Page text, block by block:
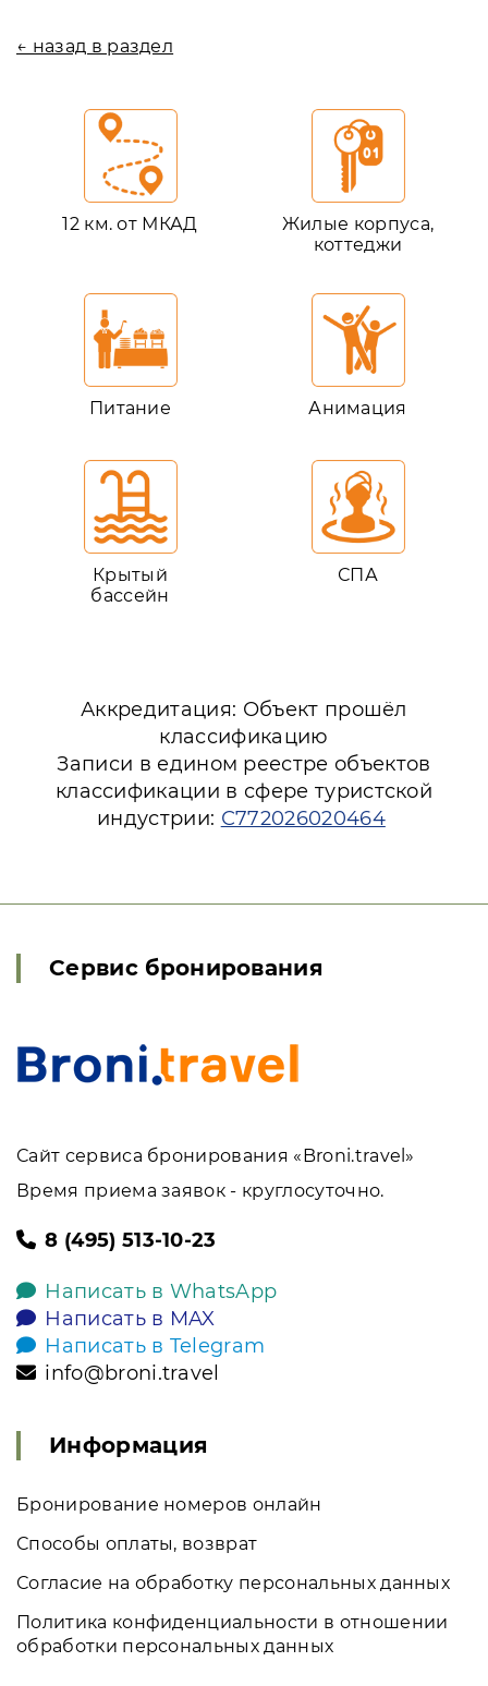
← назад в раздел
12 км. от МКАД
Жилые корпуса,
коттеджи
Питание Анимация
Крытый
бассейн
СПА
Аккредитация: Объект прошёл
классификацию
Записи в едином реестре объектов
классификации в сфере туристской
индустрии: С772026020464
Сервис бронирования
Сайт сервиса бронирования «Broni.travel»
Время приема заявок - круглосуточно.
8 (495) 513-10-23
Написать в WhatsApp
Написать в MAX
Написать в Telegram
info@broni.travel
Информация
Бронирование номеров онлайн
Способы оплаты, возврат
Согласие на обработку персональных данных
Политика конфиденциальности в отношении
обработки персональных данных